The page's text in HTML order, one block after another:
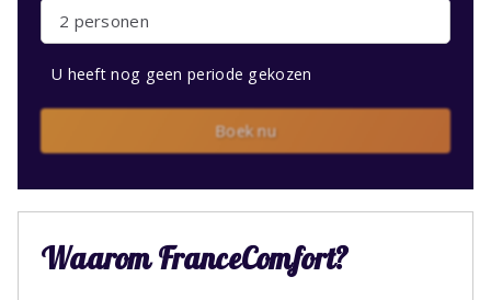
2 personen
U heeft nog geen periode gekozen
Boek nu
Waarom FranceComfort?